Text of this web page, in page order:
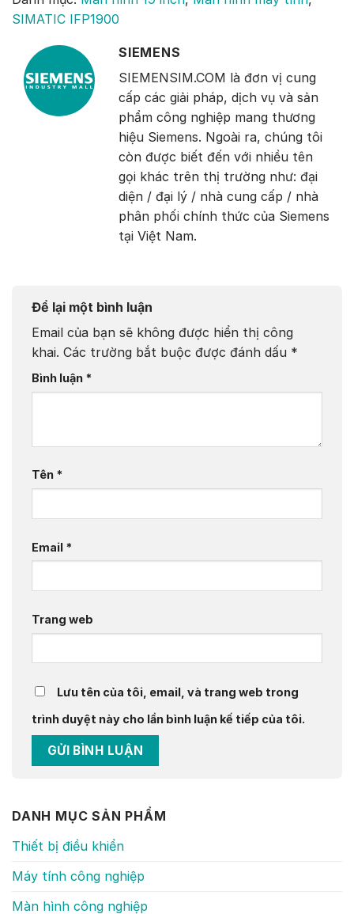
SIMATIC IFP1900
SIEMENS
SIEMENSIM.COM là đơn vị cung
cấp các giải pháp, dịch vụ và sản
phẩm công nghiệp mang thương
hiệu Siemens. Ngoài ra, chúng tôi
còn được biết đến với nhiều tên
gọi khác trên thị trường như: đại
diện / đại lý / nhà cung cấp / nhà
phân phối chính thức của Siemens
tại Việt Nam.
Để lại một bình luận
Email của bạn sẽ không được hiển thị công
khai. Các trường bắt buộc được đánh dấu *
Bình luận *
Tên *
Email *
Trang web
Lưu tên của tôi, email, và trang web trong
trình duyệt này cho lần bình luận kế tiếp của tôi.
DANH MỤC SẢN PHẨM
Thiết bị điều khiển
Máy tính công nghiệp
Màn hình công nghiệp